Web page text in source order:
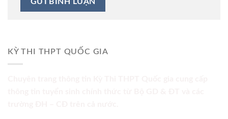
KỲ THI THPT QUỐC GIA